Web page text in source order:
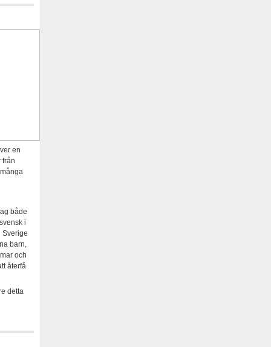
en
från
både
i
Sverige
barn,
och
återfå
detta